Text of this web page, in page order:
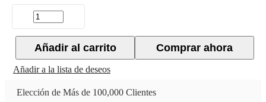
Comprar ahora
Añadir al carrito
Añadir a la lista de deseos
Elección de Más de 100,000 Clientes